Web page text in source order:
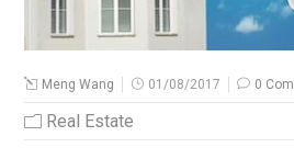
Meng Wang 01/08/2017 0
Real Estate